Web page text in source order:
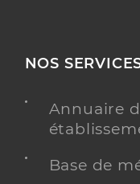
NOS
Annuaire
Base de